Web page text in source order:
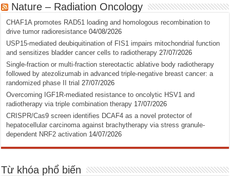
Nature – Radiation Oncology
CHAF1A promotes RAD51 loading and homologous recombination to
drive tumor radioresistance 04/08/2026
USP15-mediated deubiquitination of FIS1 impairs mitochondrial function
and sensitizes bladder cancer cells to radiotherapy 27/07/2026
Single-fraction or multi-fraction stereotactic ablative body radiotherapy
followed by atezolizumab in advanced triple-negative breast cancer: a
randomized phase II trial 27/07/2026
Overcoming IGF1R-mediated resistance to oncolytic HSV1 and
radiotherapy via triple combination therapy 17/07/2026
CRISPR/Cas9 screen identifies DCAF4 as a novel protector of
hepatocellular carcinoma against brachytherapy via stress granule-
dependent NRF2 activation 14/07/2026
Từ khóa phổ biến